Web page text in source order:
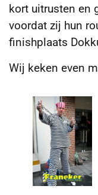
kort uitrusten en
voordat zij hun
finishplaats
Wij keken even